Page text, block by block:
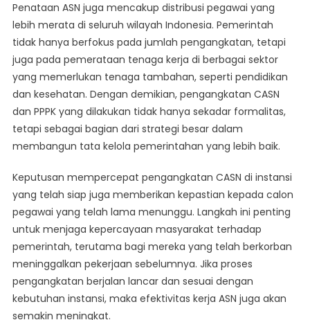
Penataan ASN juga mencakup distribusi pegawai yang
lebih merata di seluruh wilayah Indonesia. Pemerintah
tidak hanya berfokus pada jumlah pengangkatan, tetapi
juga pada pemerataan tenaga kerja di berbagai sektor
yang memerlukan tenaga tambahan, seperti pendidikan
dan kesehatan. Dengan demikian, pengangkatan CASN
dan PPPK yang dilakukan tidak hanya sekadar formalitas,
tetapi sebagai bagian dari strategi besar dalam
membangun tata kelola pemerintahan yang lebih baik.
Keputusan mempercepat pengangkatan CASN di instansi
yang telah siap juga memberikan kepastian kepada calon
pegawai yang telah lama menunggu. Langkah ini penting
untuk menjaga kepercayaan masyarakat terhadap
pemerintah, terutama bagi mereka yang telah berkorban
meninggalkan pekerjaan sebelumnya. Jika proses
pengangkatan berjalan lancar dan sesuai dengan
kebutuhan instansi, maka efektivitas kerja ASN juga akan
semakin meningkat.